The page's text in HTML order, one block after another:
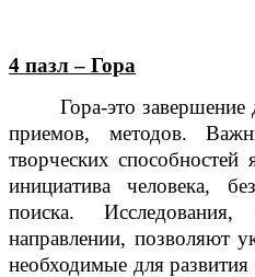
4 пазл – Гора
Гора-это
приемов, методов.
творческих способностей
инициатива человека,
поиска.
направлении, позволяют
необходимые для развития